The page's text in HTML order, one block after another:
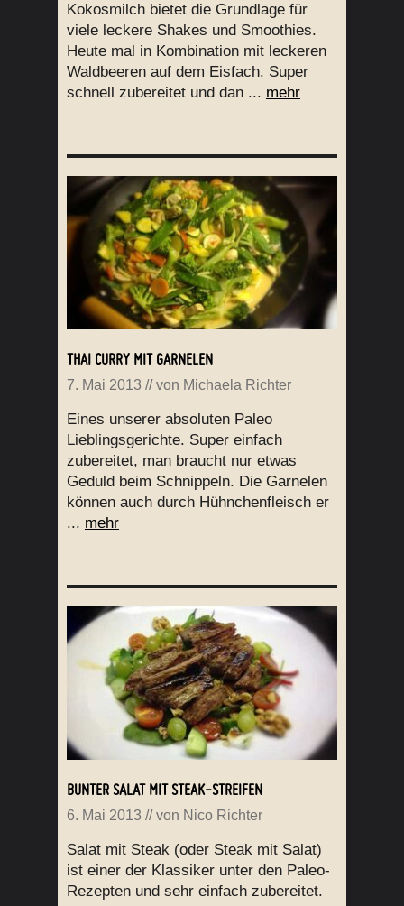
Kokosmilch bietet die Grundlage für
viele leckere Shakes und Smoothies.
Heute mal in Kombination mit leckeren
Waldbeeren auf dem Eisfach. Super
schnell zubereitet und dan ... mehr
THAI CURRY MIT GARNELEN
7. Mai 2013 // von Michaela Richter
Eines unserer absoluten Paleo
Lieblingsgerichte. Super einfach
zubereitet, man braucht nur etwas
Geduld beim Schnippeln. Die Garnelen
können auch durch Hühnchenfleisch er
... mehr
BUNTER SALAT MIT STEAK-STREIFEN
6. Mai 2013 // von Nico Richter
Salat mit Steak (oder Steak mit Salat)
ist einer der Klassiker unter den Paleo-
Rezepten und sehr einfach zubereitet.